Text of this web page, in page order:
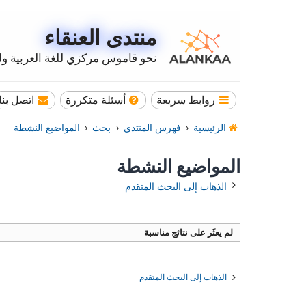
منتدى العنقاء
نحو قاموس مركزي للغة العربية
روابط سريعة أسئلة متكررة اتصل بنا
الرئيسية فهرس المنتدى بحث المواضيع النشطة
المواضيع النشطة
الذهاب إلى البحث المتقدم
لم يعثَر على نتائج مناسبة
الذهاب إلى البحث المتقدم